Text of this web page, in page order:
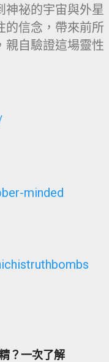
神祕的宇宙與外星
的信念，帶來前所
親自驗證這場靈性
minded
？一次了解